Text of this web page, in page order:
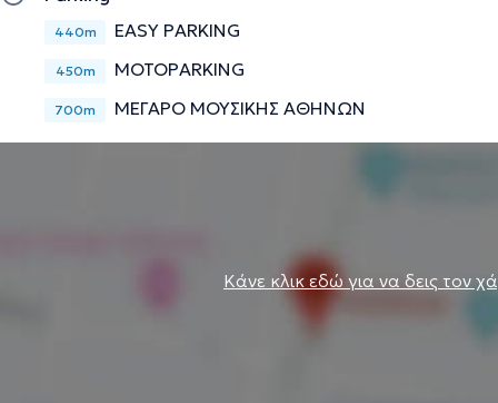
440m EASY PARKING
450m MOTOPARKING
700m ΜΕΓΑΡΟ ΜΟΥΣΙΚΗΣ ΑΘΗΝΩΝ
Κάνε κλικ εδώ για να δεις τον